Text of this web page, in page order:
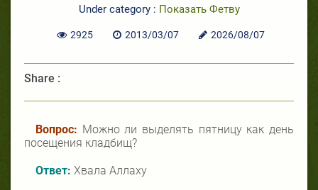
Under category : Показать Фетву
2925 2013/03/07 2026/08/07
Share :
Вопрос: Можно ли выделять пятницу как день
посещения кладбищ?
Ответ: Хвала Аллаху